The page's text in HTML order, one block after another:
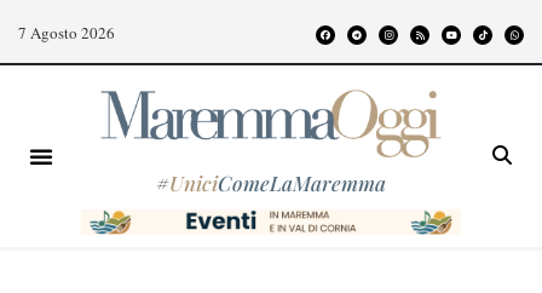
7 Agosto 2026
#UniciComeLaMaremma